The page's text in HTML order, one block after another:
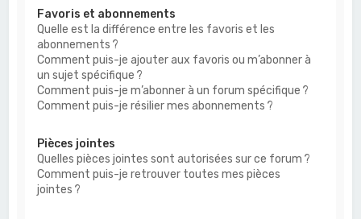
Favoris et abonnements
Quelle est la différence entre les favoris et les
abonnements ?
Comment puis-je ajouter aux favoris ou m’abonner à
un sujet spécifique ?
Comment puis-je m’abonner à un forum spécifique ?
Comment puis-je résilier mes abonnements ?
Pièces jointes
Quelles pièces jointes sont autorisées sur ce forum ?
Comment puis-je retrouver toutes mes pièces
jointes ?